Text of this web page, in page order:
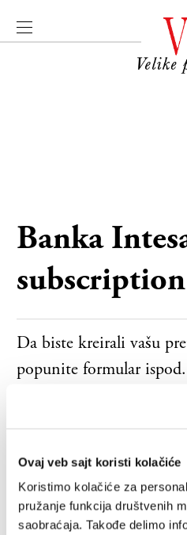
Ovaj veb sajt koristi kolačiće
Koristimo kolačiće za
pružanje funkcija društvenih
saobraćaja. Takođe delimo
Banka
subscription
Da biste kreirali vašu
popunite formular ispod.
Nakon što ste upisali
dugme „Potvrdi“ i
obaveštenje o uspešno
uspešno kreiranoj
redirektovani na